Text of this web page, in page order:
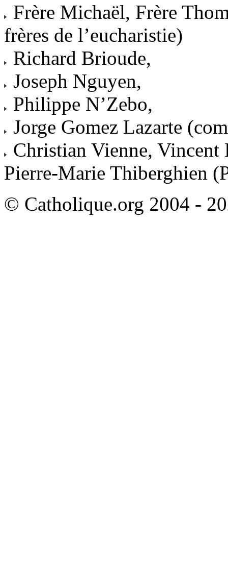
Frère Michaël, Frère
frères de l’eucharistie)
Richard Brioude,
Joseph Nguyen,
Philippe N’Zebo,
Jorge Gomez Lazarte
Christian Vienne,
Pierre-Marie Thiberghien
© Catholique.org 2004 -